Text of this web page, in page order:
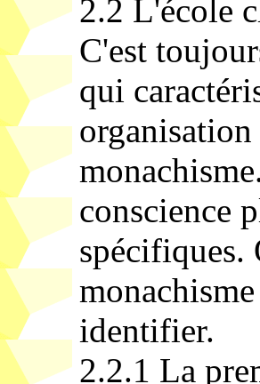
2.2 L'école
C'est
qui
conscience
spécifiques.
identifier.
2.2.1 La